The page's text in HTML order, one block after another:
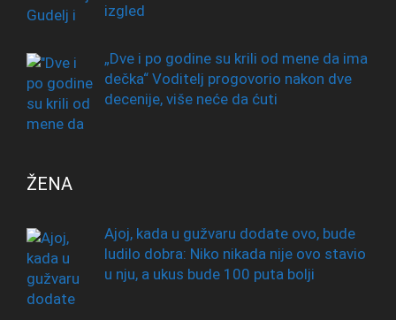
izgled
„Dve i po godine su krili od mene da ima
dečka“ Voditelj progovorio nakon dve
decenije, više neće da ćuti
ŽENA
Ajoj, kada u gužvaru dodate ovo, bude
ludilo dobra: Niko nikada nije ovo stavio
u nju, a ukus bude 100 puta bolji